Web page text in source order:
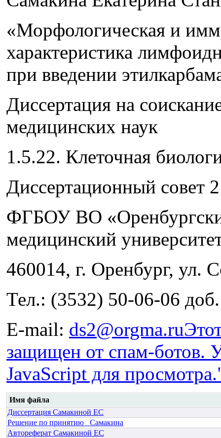
«Морфологическая и
характеристика
при введении
Диссертация на
медицинских наук
1.5.22. Клеточная
Диссертационный совет
ФГБОУ ВО
медицинский
460014, г. Оренбург, ул.
Тел.: (3532) 50-06-06
E-mail: ds2@orgma.ru
защищен от спам-ботов.
JavaScript для просмотра.
Имя файла
Диссертация Самакиной ЕС
Решение по принятию_ Самакина
Автореферат Самакиной ЕС